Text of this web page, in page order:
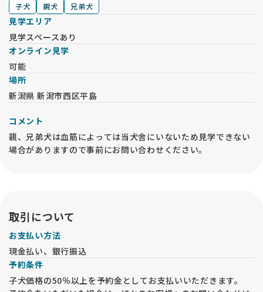
子犬 親犬 兄弟犬
見学エリア
見学スペースあり
オンライン見学
可能
場所
新潟県 新潟市西区平島
コメント
親、兄弟犬は血筋によっては当犬舎にいないため見学できない
場合がありますので事前にお問い合わせください。
取引について
お支払い方法
現金払い、銀行振込
予約条件
子犬価格の50％以上を予約金としてお支払いいただきます。